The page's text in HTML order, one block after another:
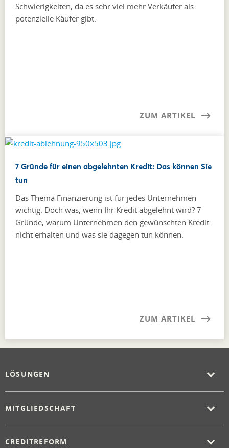
Schwierigkeiten, da es sehr viel mehr Verkäufer als
potenzielle Käufer gibt.
ZUM ARTIKEL
7 Gründe für einen abgelehnten Kredit: Das können Sie
tun
Das Thema Finanzierung ist für jedes Unternehmen
wichtig. Doch was, wenn Ihr Kredit abgelehnt wird? 7
Gründe, warum Unternehmen den gewünschten Kredit
nicht erhalten und was sie dagegen tun können.
ZUM ARTIKEL
LÖSUNGEN
MITGLIEDSCHAFT
CREDITREFORM